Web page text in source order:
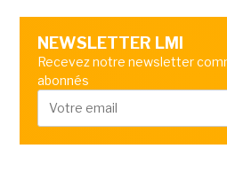
NEWSLETTER LMI
Recevez notre newsletter
abonnés